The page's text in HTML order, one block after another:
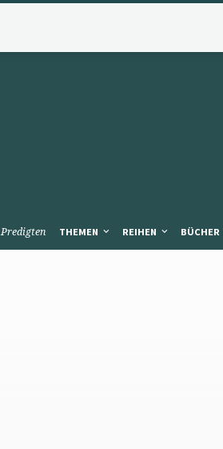
Predigten THEMEN REIHEN BÜCHER